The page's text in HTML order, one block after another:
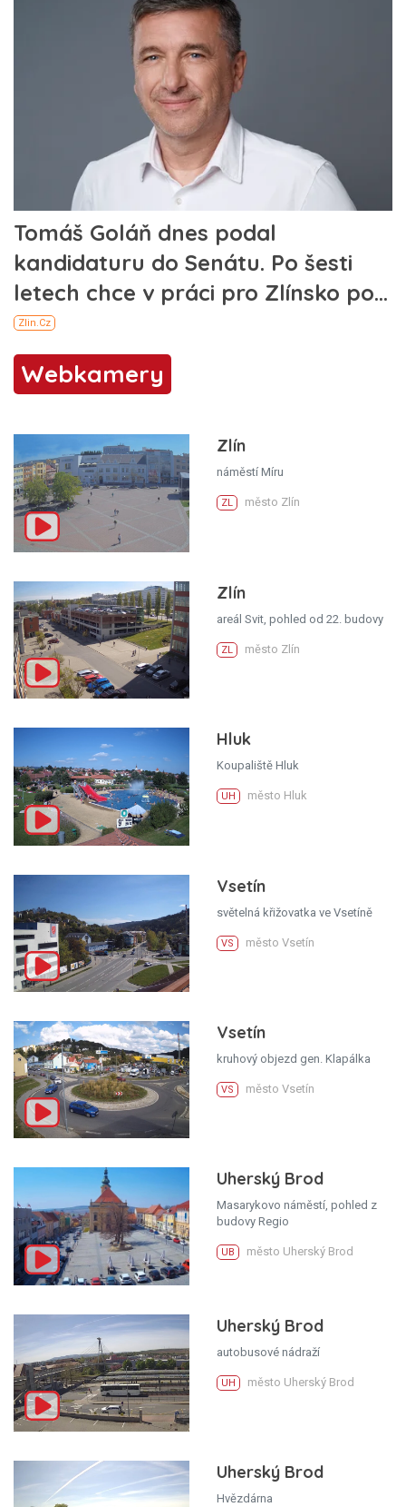
Webkamery
Zlín
náměstí Míru
ZL město Zlín
Zlín
areál Svit, pohled od 22. budovy
ZL město Zlín
Hluk
Koupaliště Hluk
UH město Hluk
Vsetín
světelná křižovatka ve Vsetíně
VS město Vsetín
Vsetín
kruhový objezd gen. Klapálka
VS město Vsetín
Uherský Brod
Masarykovo náměstí, pohled z
budovy Regio
UB město Uherský Brod
Uherský Brod
autobusové nádraží
UH město Uherský Brod
Uherský Brod
Hvězdárna